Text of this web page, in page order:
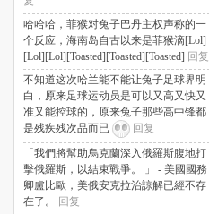
哈哈哈，菲猴对兔子巴丹主权声称的一
个反应，海南岛自古以来是菲猴滴[Lol]
[Lol][Lol][Toasted][Toasted][Toasted] 回复
不知道这次哈兰能不能让兔子足球界明
白，原来足球运动员是可以又高又快又
准又能控球的，原来兔子那些高中锋都
是残疾残次品而已
回复
「我們將幫助烏克蘭深入俄羅斯腹地打
擊俄羅斯，以結束戰爭。 」 - 美國國務
卿盧比歐，美俄安克拉治諒解已經不存
在了。
回复